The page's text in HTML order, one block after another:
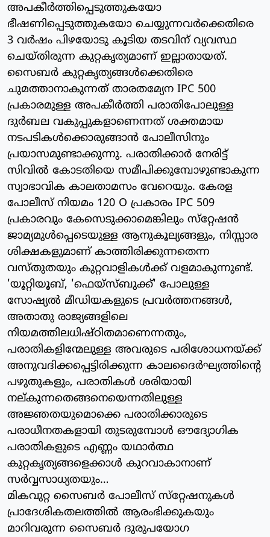
അപകീര്‍ത്തിപ്പെടുത്തുകയോ
ഭീഷണിപ്പെടുത്തുകയോ ചെയ്യുന്നവര്‍ക്കെതിരെ
3 വര്‍ഷം പിഴയോടു കൂടിയ തടവിന് വ്യവസ്ഥ
ചെയ്തിരുന്ന കുറ്റകൃത്യമാണ് ഇല്ലാതായത്.
സൈബര്‍ കുറ്റകൃത്യങ്ങള്‍ക്കെതിരെ
ചുമത്താനാകുന്നത് താരതമ്യേന IPC 500
പ്രകാരമുള്ള അപകീര്‍ത്തി പരാതിപോലുള്ള
ദുര്‍ബല വകുപ്പുകളാണെന്നത് ശക്തമായ
നടപടികള്‍ക്കൊരുങ്ങാന്‍ പോലീസിനും
പ്രയാസമുണ്ടാക്കുന്നു. പരാതിക്കാര്‍ നേരിട്ട്
സിവില്‍ കോടതിയെ സമീപിക്കുമ്പോഴുണ്ടാകുന്ന
സ്വാഭാവിക കാലതാമസം വേറെയും. കേരള
പോലീസ് നിയമം 120 O പ്രകാരം IPC 509
പ്രകാരവും കേസെടുക്കാമെങ്കിലും സ്‌റ്റേഷന്‍
ജാമ്യമുള്‍പ്പെടെയുള്ള ആനുകൂല്യങ്ങളും, നിസ്സാര
ശിക്ഷകളുമാണ് കാത്തിരിക്കുന്നതെന്ന
വസ്തുതയും കുറ്റവാളികള്‍ക്ക് വളമാകുന്നുണ്ട്.
'യൂറ്റിയൂബ്, 'ഫെയ്‌സ്ബുക്ക്' പോലുള്ള
സോഷ്യല്‍ മീഡിയകളുടെ പ്രവര്‍ത്തനങ്ങള്‍,
അതാതു രാജ്യങ്ങളിലെ
നിയമത്തിലധിഷ്ഠിതമാണെന്നതും,
പരാതികളിന്മേലുള്ള അവരുടെ പരിശോധനയ്ക്ക്
അനുവദിക്കപ്പെട്ടിരിക്കുന്ന കാലദൈര്‍ഘ്യത്തിന്റെ
പഴുതുകളും, പരാതികള്‍ ശരിയായി
നല്കുന്നതെങ്ങനെയെന്നതിലുള്ള
അജ്ഞതയുമൊക്കെ പരാതിക്കാരുടെ
പരാധീനതകളായി തുടരുമ്പോള്‍ ഔദ്യോഗിക
പരാതികളുടെ എണ്ണം യഥാര്‍ത്ഥ
കുറ്റകൃത്യങ്ങളെക്കാള്‍ കുറവാകാനാണ്
സര്‍വ്വസാധ്യതയും…
മികവുറ്റ സൈബര്‍ പോലീസ് സ്‌റ്റേഷനുകള്‍
പ്രാദേശികതലത്തില്‍ ആരംഭിക്കുകയും
മാറിവരുന്ന സൈബര്‍ ദുരുപയോഗ